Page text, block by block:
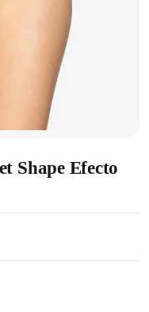
Shape Efecto